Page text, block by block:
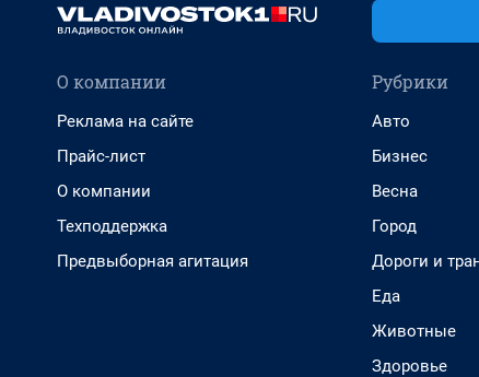
О компании
Реклама на сайте
Прайс-лист
О компании
Техподдержка
Предвыборная агитация
Рубрики
Авто
Бизнес
Весна
Город
Дороги и
Еда
Животные
Здоровье